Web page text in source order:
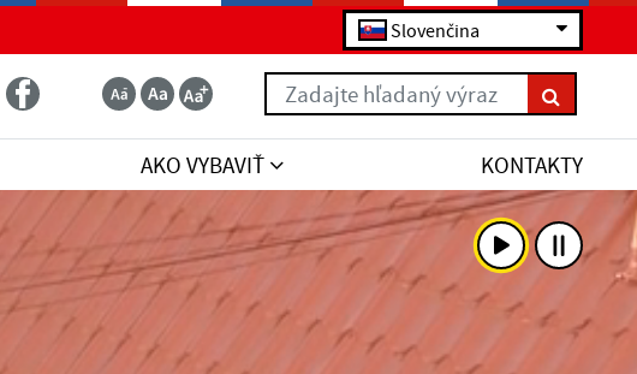
Slovenčina
Zadajte hľadaný výraz
AKO VYBAVIŤ KONTAKTY